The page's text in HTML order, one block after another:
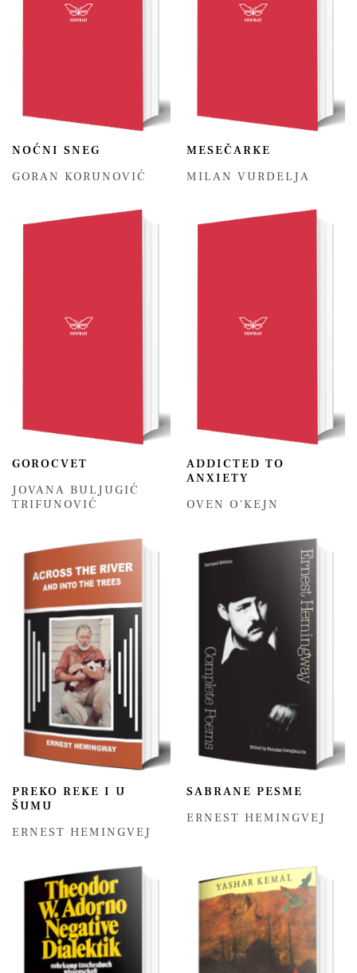
NOĆNI SNEG
GORAN KORUNOVIĆ
MESEČARKE
MILAN VURDELJA
GOROCVET
JOVANA BULJUGIĆ
TRIFUNOVIĆ
ADDICTED TO
ANXIETY
OVEN O'KEJN
PREKO REKE I U
ŠUMU
ERNEST HEMINGVEJ
SABRANE PESME
ERNEST HEMINGVEJ